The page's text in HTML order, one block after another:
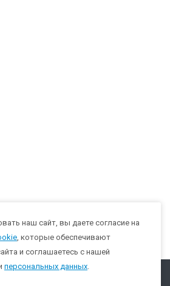
наш сайт, вы даете согласие на
, которые обеспечивают
и соглашаетесь с нашей
персональных данных.